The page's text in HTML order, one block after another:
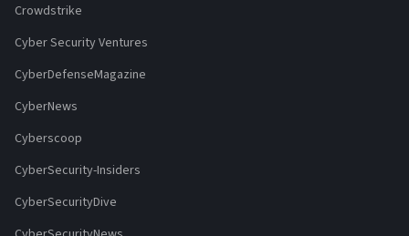
Crowdstrike
Cyber Security Ventures
CyberDefenseMagazine
CyberNews
Cyberscoop
CyberSecurity-Insiders
CyberSecurityDive